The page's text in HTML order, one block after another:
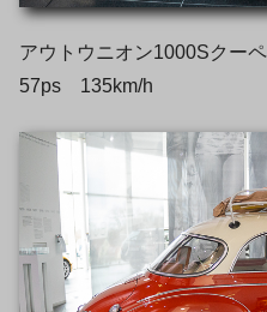
アウトウニオン1000Sク
57ps 135km/h